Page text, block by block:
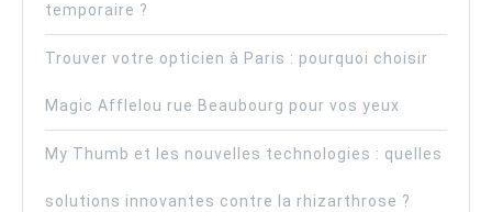
temporaire ?
Trouver votre opticien à Paris : pourquoi choisir
Magic Afflelou rue Beaubourg pour vos yeux
My Thumb et les nouvelles technologies : quelles
solutions innovantes contre la rhizarthrose ?